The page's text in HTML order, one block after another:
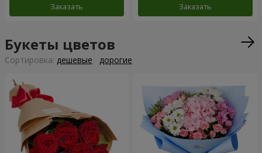
Заказать Заказать
Букеты цветов
Cортировка: дешевые дорогие